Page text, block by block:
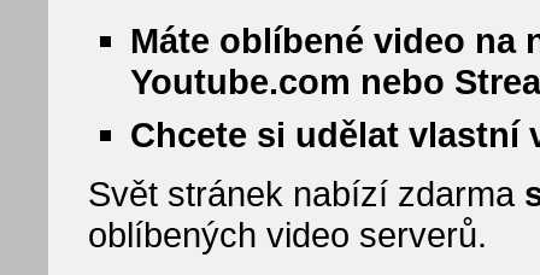
Máte oblíbené video na
Youtube.com nebo
Chcete si udělat vlastní
Svět stránek nabízí zdarma
oblíbených video serverů.